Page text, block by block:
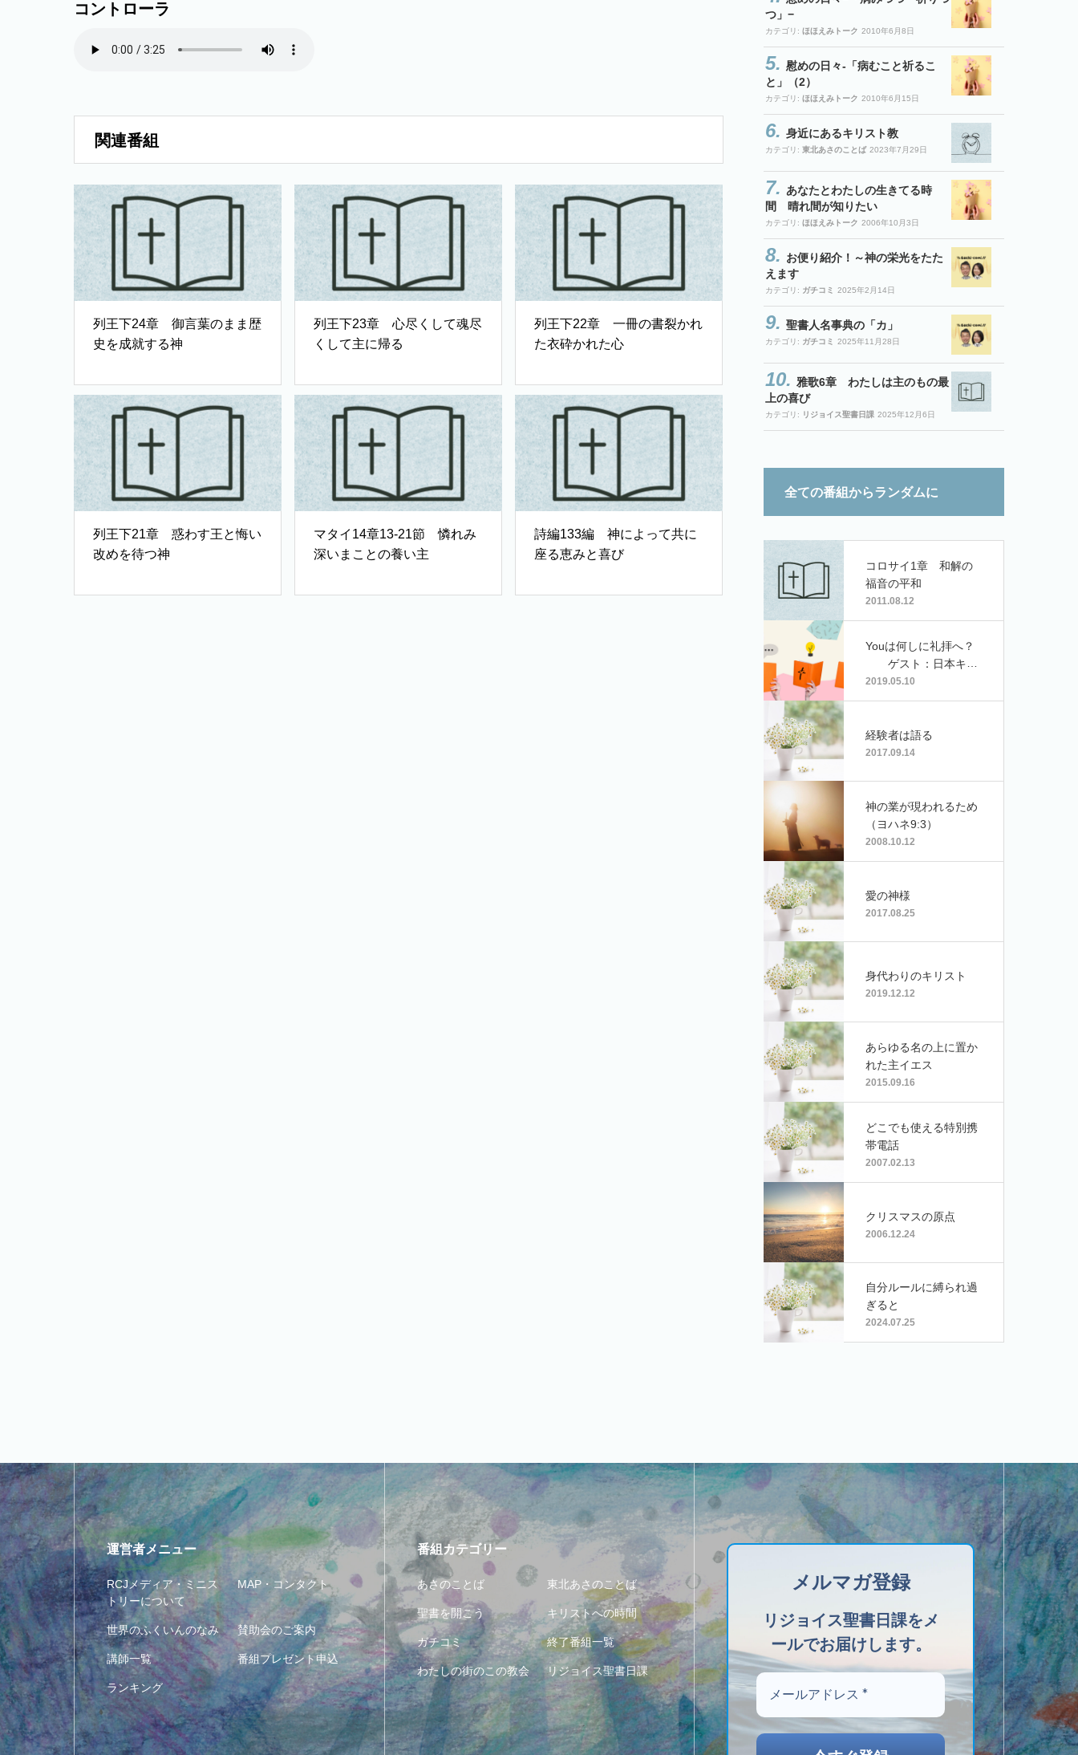
コントローラ
関連番組
列王下24章 御言葉のまま歴
史を成就する神
列王下23章 心尽くして魂尽
くして主に帰る
列王下22章 一冊の書裂かれ
た衣砕かれた心
列王下21章 惑わす王と悔い
改めを待つ神
マタイ14章13-21節 憐れみ
深いまことの養い主
詩編133編 神によって共に
座る恵みと喜び
つ」−
カテゴリ: ほほえみトーク 2010年6月8日
慰めの日々-「病むこと祈るこ
と」（2）
カテゴリ: ほほえみトーク 2010年6月15日
身近にあるキリスト教
カテゴリ: 東北あさのことば 2023年7月29日
あなたとわたしの生きてる時
間 晴れ間が知りたい
カテゴリ: ほほえみトーク 2006年10月3日
お便り紹介！～神の栄光をたた
えます
カテゴリ: ガチコミ 2025年2月14日
聖書人名事典の「カ」
カテゴリ: ガチコミ 2025年11月28日
雅歌6章 わたしは主のもの最
上の喜び
カテゴリ: リジョイス聖書日課 2025年12月6日
全ての番組からランダムに
コロサイ1章 和解の
福音の平和
2011.08.12
Youは何しに礼拝へ？
ゲスト：日本キリ
スト改革派教会全国学
生修養会に参加した高
2019.05.10
経験者は語る
2017.09.14
神の業が現われるため
（ヨハネ9:3）
2008.10.12
愛の神様
2017.08.25
身代わりのキリスト
2019.12.12
あらゆる名の上に置か
れた主イエス
2015.09.16
どこでも使える特別携
帯電話
2007.02.13
クリスマスの原点
2006.12.24
自分ルールに縛られ過
ぎると
2024.07.25
運営者メニュー
RCJメディア・ミニス
トリーについて
MAP・コンタクト
世界のふくいんのなみ 賛助会のご案内
講師一覧 番組プレゼント申込
ランキング
番組カテゴリー
あさのことば 東北あさのことば
聖書を開こう キリストへの時間
ガチコミ 終了番組一覧
わたしの街のこの教会 リジョイス聖書日課
メルマガ登録
リジョイス聖書日課をメ
ールでお届けします。